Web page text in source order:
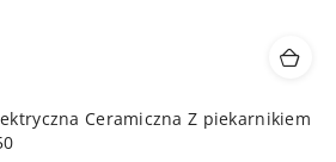
Ceramiczna Z piekarnikiem